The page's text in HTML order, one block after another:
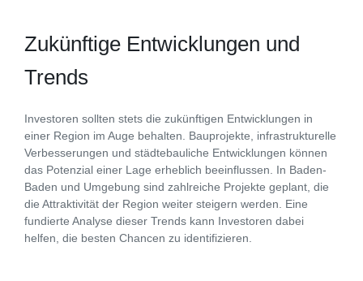
Zukünftige Entwicklungen und
Trends
Investoren sollten stets die zukünftigen Entwicklungen in
einer Region im Auge behalten. Bauprojekte, infrastrukturelle
Verbesserungen und städtebauliche Entwicklungen können
das Potenzial einer Lage erheblich beeinflussen. In Baden-
Baden und Umgebung sind zahlreiche Projekte geplant, die
die Attraktivität der Region weiter steigern werden. Eine
fundierte Analyse dieser Trends kann Investoren dabei
helfen, die besten Chancen zu identifizieren.